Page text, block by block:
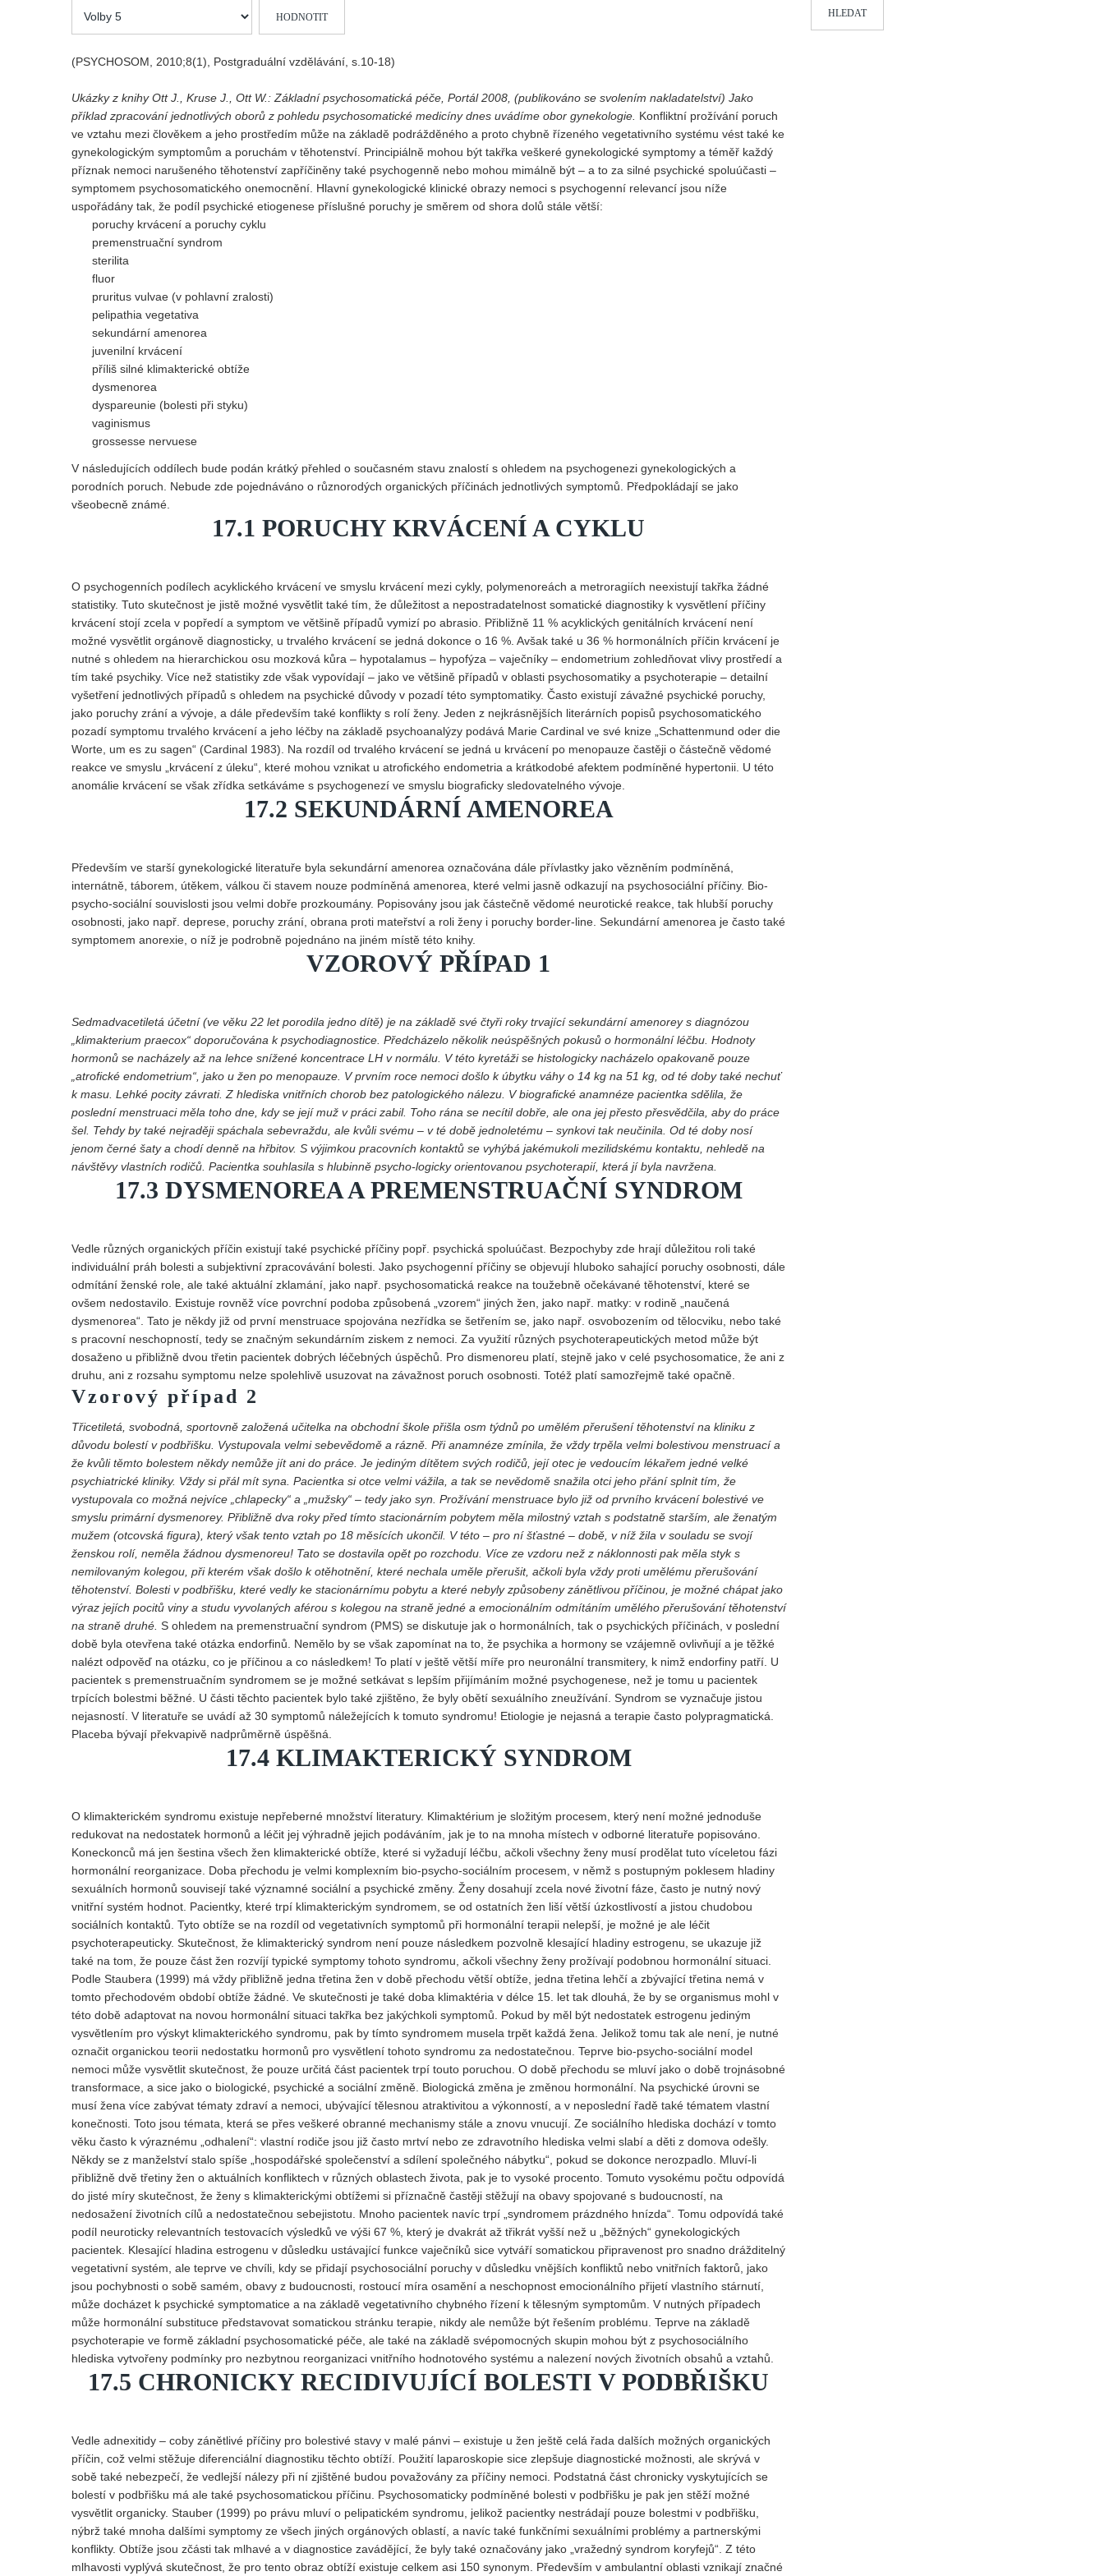
Vydání 1/ 2021
Vydání 3-4/ 2020
Vydání 1-2/ 2020
Vydání 3-4/ 2019
Vydání 1-2/ 2019
prosím
(PSYCHOSOM, 2010;8(1), Postgraduální vzdělávání, s.10-18)
Ukázky z knihy Ott J., Kruse J., Ott W.: Základní psychosomatická péče, Portál 2008, (publikováno se svolením nakladatelství) Jako
příklad zpracování jednotlivých oborů z pohledu psychosomatické medicíny dnes uvádíme obor gynekologie. Konfliktní prožívání poruch
ve vztahu mezi člověkem a jeho prostředím může na základě podrážděného a proto chybně řízeného vegetativního systému vést také ke
gynekologickým symptomům a poruchám v těhotenství. Principiálně mohou být takřka veškeré gynekologické symptomy a téměř každý
příznak nemoci narušeného těhotenství zapříčiněny také psychogenně nebo mohou mimálně být – a to za silné psychické spoluúčasti –
symptomem psychosomatického onemocnění. Hlavní gynekologické klinické obrazy nemoci s psychogenní relevancí jsou níže
uspořádány tak, že podíl psychické etiogenese příslušné poruchy je směrem od shora dolů stále větší:
poruchy krvácení a poruchy cyklu
premenstruační syndrom
sterilita
fluor
pruritus vulvae (v pohlavní zralosti)
pelipathia vegetativa
sekundární amenorea
juvenilní krvácení
příliš silné klimakterické obtíže
dysmenorea
dyspareunie (bolesti při styku)
vaginismus
grossesse nervuese
V následujících oddílech bude podán krátký přehled o současném stavu znalostí s ohledem na psychogenezi gynekologických a
porodních poruch. Nebude zde pojednáváno o různorodých organických příčinách jednotlivých symptomů. Předpokládají se jako
všeobecně známé.
17.1 PORUCHY KRVÁCENÍ A CYKLU
O psychogenních podílech acyklického krvácení ve smyslu krvácení mezi cykly, polymenoreách a metroragiích neexistují takřka žádné
statistiky. Tuto skutečnost je jistě možné vysvětlit také tím, že důležitost a nepostradatelnost somatické diagnostiky k vysvětlení příčiny
krvácení stojí zcela v popředí a symptom ve většině případů vymizí po abrasio. Přibližně 11 % acyklických genitálních krvácení není
možné vysvětlit orgánově diagnosticky, u trvalého krvácení se jedná dokonce o 16 %. Avšak také u 36 % hormonálních příčin krvácení je
nutné s ohledem na hierarchickou osu mozková kůra – hypotalamus – hypofýza – vaječníky – endometrium zohledňovat vlivy prostředí a
tím také psychiky. Více než statistiky zde však vypovídají – jako ve většině případů v oblasti psychosomatiky a psychoterapie – detailní
vyšetření jednotlivých případů s ohledem na psychické důvody v pozadí této symptomatiky. Často existují závažné psychické poruchy,
jako poruchy zrání a vývoje, a dále především také konflikty s rolí ženy. Jeden z nejkrásnějších literárních popisů psychosomatického
pozadí symptomu trvalého krvácení a jeho léčby na základě psychoanalýzy podává Marie Cardinal ve své knize „Schattenmund oder die
Worte, um es zu sagen“ (Cardinal 1983). Na rozdíl od trvalého krvácení se jedná u krvácení po menopauze častěji o částečně vědomé
reakce ve smyslu „krvácení z úleku“, které mohou vznikat u atrofického endometria a krátkodobé afektem podmíněné hypertonii. U této
anomálie krvácení se však zřídka setkáváme s psychogenezí ve smyslu biograficky sledovatelného vývoje.
17.2 SEKUNDÁRNÍ AMENOREA
Především ve starší gynekologické literatuře byla sekundární amenorea označována dále přívlastky jako vězněním podmíněná,
internátně, táborem, útěkem, válkou či stavem nouze podmíněná amenorea, které velmi jasně odkazují na psychosociální příčiny. Bio-
psycho-sociální souvislosti jsou velmi dobře prozkoumány. Popisovány jsou jak částečně vědomé neurotické reakce, tak hlubší poruchy
osobnosti, jako např. deprese, poruchy zrání, obrana proti mateřství a roli ženy i poruchy border-line. Sekundární amenorea je často také
symptomem anorexie, o níž je podrobně pojednáno na jiném místě této knihy.
VZOROVÝ PŘÍPAD 1
Sedmadvacetiletá účetní (ve věku 22 let porodila jedno dítě) je na základě své čtyři roky trvající sekundární amenorey s diagnózou
„klimakterium praecox“ doporučována k psychodiagnostice. Předcházelo několik neúspěšných pokusů o hormonální léčbu. Hodnoty
hormonů se nacházely až na lehce snížené koncentrace LH v normálu. V této kyretáži se histologicky nacházelo opakovaně pouze
„atrofické endometrium“, jako u žen po menopauze. V prvním roce nemoci došlo k úbytku váhy o 14 kg na 51 kg, od té doby také nechuť
k masu. Lehké pocity závrati. Z hlediska vnitřních chorob bez patologického nálezu. V biografické anamnéze pacientka sdělila, že
poslední menstruaci měla toho dne, kdy se její muž v práci zabil. Toho rána se necítil dobře, ale ona jej přesto přesvědčila, aby do práce
šel. Tehdy by také nejraději spáchala sebevraždu, ale kvůli svému – v té době jednoletému – synkovi tak neučinila. Od té doby nosí
jenom černé šaty a chodí denně na hřbitov. S výjimkou pracovních kontaktů se vyhýbá jakémukoli mezilidskému kontaktu, nehledě na
návštěvy vlastních rodičů. Pacientka souhlasila s hlubinně psycho-logicky orientovanou psychoterapií, která jí byla navržena.
17.3 DYSMENOREA A PREMENSTRUAČNÍ SYNDROM
Vedle různých organických příčin existují také psychické příčiny popř. psychická spoluúčast. Bezpochyby zde hrají důležitou roli také
individuální práh bolesti a subjektivní zpracovávání bolesti. Jako psychogenní příčiny se objevují hluboko sahající poruchy osobnosti, dále
odmítání ženské role, ale také aktuální zklamání, jako např. psychosomatická reakce na toužebně očekávané těhotenství, které se
ovšem nedostavilo. Existuje rovněž více povrchní podoba způsobená „vzorem“ jiných žen, jako např. matky: v rodině „naučená
dysmenorea“. Tato je někdy již od první menstruace spojována nezřídka se šetřením se, jako např. osvobozením od tělocviku, nebo také
s pracovní neschopností, tedy se značným sekundárním ziskem z nemoci. Za využití různých psychoterapeutických metod může být
dosaženo u přibližně dvou třetin pacientek dobrých léčebných úspěchů. Pro dismenoreu platí, stejně jako v celé psychosomatice, že ani z
druhu, ani z rozsahu symptomu nelze spolehlivě usuzovat na závažnost poruch osobnosti. Totéž platí samozřejmě také opačně.
Vzorový případ 2
Třicetiletá, svobodná, sportovně založená učitelka na obchodní škole přišla osm týdnů po umělém přerušení těhotenství na kliniku z
důvodu bolestí v podbřišku. Vystupovala velmi sebevědomě a rázně. Při anamnéze zmínila, že vždy trpěla velmi bolestivou menstruací a
že kvůli těmto bolestem někdy nemůže jít ani do práce. Je jediným dítětem svých rodičů, její otec je vedoucím lékařem jedné velké
psychiatrické kliniky. Vždy si přál mít syna. Pacientka si otce velmi vážila, a tak se nevědomě snažila otci jeho přání splnit tím, že
vystupovala co možná nejvíce „chlapecky“ a „mužsky“ – tedy jako syn. Prožívání menstruace bylo již od prvního krvácení bolestivé ve
smyslu primární dysmenorey. Přibližně dva roky před tímto stacionárním pobytem měla milostný vztah s podstatně starším, ale ženatým
mužem (otcovská figura), který však tento vztah po 18 měsících ukončil. V této – pro ní šťastné – době, v níž žila v souladu se svojí
ženskou rolí, neměla žádnou dysmenoreu! Tato se dostavila opět po rozchodu. Více ze vzdoru než z náklonnosti pak měla styk s
nemilovaným kolegou, při kterém však došlo k otěhotnění, které nechala uměle přerušit, ačkoli byla vždy proti umělému přerušování
těhotenství. Bolesti v podbřišku, které vedly ke stacionárnímu pobytu a které nebyly způsobeny zánětlivou příčinou, je možné chápat jako
výraz jejích pocitů viny a studu vyvolaných aférou s kolegou na straně jedné a emocionálním odmítáním umělého přerušování těhotenství
na straně druhé. S ohledem na premenstruační syndrom (PMS) se diskutuje jak o hormonálních, tak o psychických příčinách, v poslední
době byla otevřena také otázka endorfinů. Nemělo by se však zapomínat na to, že psychika a hormony se vzájemně ovlivňují a je těžké
nalézt odpověď na otázku, co je příčinou a co následkem! To platí v ještě větší míře pro neuronální transmitery, k nimž endorfiny patří. U
pacientek s premenstruačním syndromem se je možné setkávat s lepším přijímáním možné psychogenese, než je tomu u pacientek
trpících bolestmi běžné. U části těchto pacientek bylo také zjištěno, že byly obětí sexuálního zneužívání. Syndrom se vyznačuje jistou
nejasností. V literatuře se uvádí až 30 symptomů náležejících k tomuto syndromu! Etiologie je nejasná a terapie často polypragmatická.
Placeba bývají překvapivě nadprůměrně úspěšná.
17.4 KLIMAKTERICKÝ SYNDROM
O klimakterickém syndromu existuje nepřeberné množství literatury. Klimaktérium je složitým procesem, který není možné jednoduše
redukovat na nedostatek hormonů a léčit jej výhradně jejich podáváním, jak je to na mnoha místech v odborné literatuře popisováno.
Koneckonců má jen šestina všech žen klimakterické obtíže, které si vyžadují léčbu, ačkoli všechny ženy musí prodělat tuto víceletou fázi
hormonální reorganizace. Doba přechodu je velmi komplexním bio-psycho-sociálním procesem, v němž s postupným poklesem hladiny
sexuálních hormonů souvisejí také významné sociální a psychické změny. Ženy dosahují zcela nové životní fáze, často je nutný nový
vnitřní systém hodnot. Pacientky, které trpí klimakterickým syndromem, se od ostatních žen liší větší úzkostlivostí a jistou chudobou
sociálních kontaktů. Tyto obtíže se na rozdíl od vegetativních symptomů při hormonální terapii nelepší, je možné je ale léčit
psychoterapeuticky. Skutečnost, že klimakterický syndrom není pouze následkem pozvolně klesající hladiny estrogenu, se ukazuje již
také na tom, že pouze část žen rozvíjí typické symptomy tohoto syndromu, ačkoli všechny ženy prožívají podobnou hormonální situaci.
Podle Staubera (1999) má vždy přibližně jedna třetina žen v době přechodu větší obtíže, jedna třetina lehčí a zbývající třetina nemá v
tomto přechodovém období obtíže žádné. Ve skutečnosti je také doba klimaktéria v délce 15. let tak dlouhá, že by se organismus mohl v
této době adaptovat na novou hormonální situaci takřka bez jakýchkoli symptomů. Pokud by měl být nedostatek estrogenu jediným
vysvětlením pro výskyt klimakterického syndromu, pak by tímto syndromem musela trpět každá žena. Jelikož tomu tak ale není, je nutné
označit organickou teorii nedostatku hormonů pro vysvětlení tohoto syndromu za nedostatečnou. Teprve bio-psycho-sociální model
nemoci může vysvětlit skutečnost, že pouze určitá část pacientek trpí touto poruchou. O době přechodu se mluví jako o době trojnásobné
transformace, a sice jako o biologické, psychické a sociální změně. Biologická změna je změnou hormonální. Na psychické úrovni se
musí žena více zabývat tématy zdraví a nemoci, ubývající tělesnou atraktivitou a výkonností, a v neposlední řadě také tématem vlastní
konečnosti. Toto jsou témata, která se přes veškeré obranné mechanismy stále a znovu vnucují. Ze sociálního hlediska dochází v tomto
věku často k výraznému „odhalení“: vlastní rodiče jsou již často mrtví nebo ze zdravotního hlediska velmi slabí a děti z domova odešly.
Někdy se z manželství stalo spíše „hospodářské společenství a sdílení společného nábytku“, pokud se dokonce nerozpadlo. Mluví-li
přibližně dvě třetiny žen o aktuálních konfliktech v různých oblastech života, pak je to vysoké procento. Tomuto vysokému počtu odpovídá
do jisté míry skutečnost, že ženy s klimakterickými obtížemi si příznačně častěji stěžují na obavy spojované s budoucností, na
nedosažení životních cílů a nedostatečnou sebejistotu. Mnoho pacientek navíc trpí „syndromem prázdného hnízda“. Tomu odpovídá také
podíl neuroticky relevantních testovacích výsledků ve výši 67 %, který je dvakrát až třikrát vyšší než u „běžných“ gynekologických
pacientek. Klesající hladina estrogenu v důsledku ustávající funkce vaječníků sice vytváří somatickou připravenost pro snadno drážditelný
vegetativní systém, ale teprve ve chvíli, kdy se přidají psychosociální poruchy v důsledku vnějších konfliktů nebo vnitřních faktorů, jako
jsou pochybnosti o sobě samém, obavy z budoucnosti, rostoucí míra osamění a neschopnost emocionálního přijetí vlastního stárnutí,
může docházet k psychické symptomatice a na základě vegetativního chybného řízení k tělesným symptomům. V nutných případech
může hormonální substituce představovat somatickou stránku terapie, nikdy ale nemůže být řešením problému. Teprve na základě
psychoterapie ve formě základní psychosomatické péče, ale také na základě svépomocných skupin mohou být z psychosociálního
hlediska vytvořeny podmínky pro nezbytnou reorganizaci vnitřního hodnotového systému a nalezení nových životních obsahů a vztahů.
17.5 CHRONICKY RECIDIVUJÍCÍ BOLESTI V PODBŘIŠKU
Vedle adnexitidy – coby zánětlivé příčiny pro bolestivé stavy v malé pánvi – existuje u žen ještě celá řada dalších možných organických
příčin, což velmi stěžuje diferenciální diagnostiku těchto obtíží. Použití laparoskopie sice zlepšuje diagnostické možnosti, ale skrývá v
sobě také nebezpečí, že vedlejší nálezy při ní zjištěné budou považovány za příčiny nemoci. Podstatná část chronicky vyskytujících se
bolestí v podbřišku má ale také psychosomatickou příčinu. Psychosomaticky podmíněné bolesti v podbřišku je pak jen stěží možné
vysvětlit organicky. Stauber (1999) po právu mluví o pelipatickém syndromu, jelikož pacientky nestrádají pouze bolestmi v podbřišku,
nýbrž také mnoha dalšími symptomy ze všech jiných orgánových oblastí, a navíc také funkčními sexuálními problémy a partnerskými
konflikty. Obtíže jsou zčásti tak mlhavé a v diagnostice zavádějící, že byly také označovány jako „vražedný syndrom koryfejů“. Z této
mlhavosti vyplývá skutečnost, že pro tento obraz obtíží existuje celkem asi 150 synonym. Především v ambulantní oblasti vznikají značné
HLEDAT